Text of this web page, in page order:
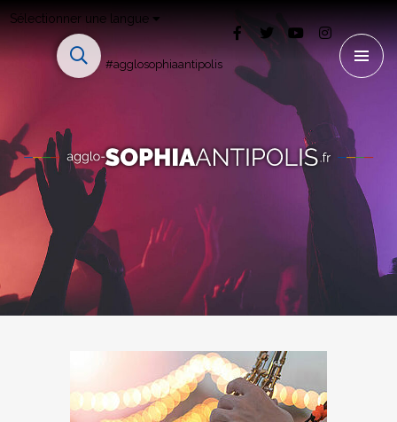
Sélectionner une langue
#agglosophiaantipolis